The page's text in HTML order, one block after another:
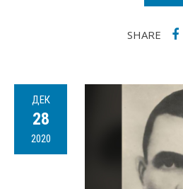
SHARE
ДЕК
28
2020